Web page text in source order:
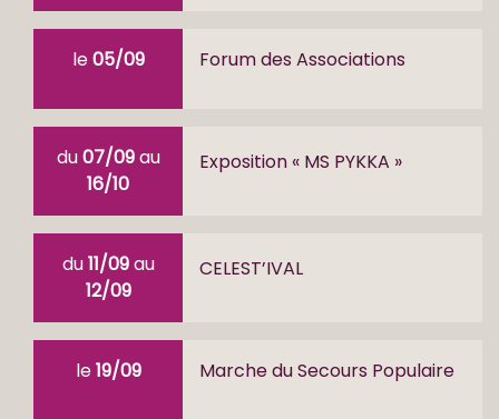
le05/09 Forum des Associations
du07/09au
16/10
Exposition « MS PYKKA »
du11/09au
12/09
CELEST’IVAL
le19/09 Marche du Secours Populaire